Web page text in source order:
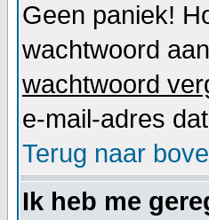
Geen paniek!
wachtwoord
wachtwoord
e-mail-adres
Terug naar
Ik heb me